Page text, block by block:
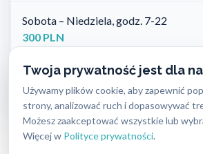
Twoja prywatność jest dla
Używamy plików cookie, aby zapewnić
strony, analizować ruch i dopasowywać
Możesz zaakceptować wszystkie lub
Więcej w Polityce prywatności.
Sobota – Niedziela, godz. 7-22
300 PLN
Sobota – Niedziela, godz. 22-24
400 PLN
Ceny dotyczą wyłącznie kosztu wykonania
zamków ani innych